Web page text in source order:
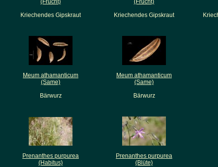
(Frucht)
Kriechendes Gipskraut
(Frucht)
Kriechendes Gipskraut
Meum athamanticum
(Same)
Bärwurz
Meum athamanticum
(Same)
Bärwurz
Prenanthes purpurea
(Habitus)
Prenanthes purpurea
(Blüte)